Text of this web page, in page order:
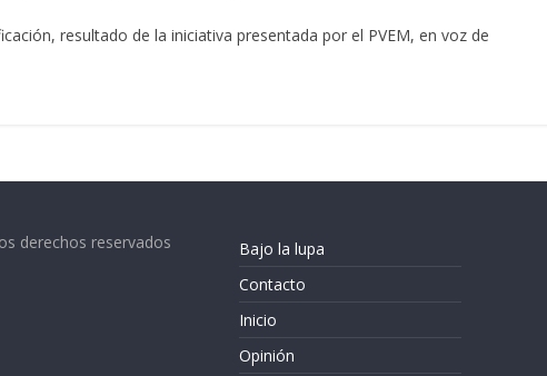
resultado de la iniciativa presentada por el PVEM, en voz de
derechos reservados
Bajo la lupa
Contacto
Inicio
Opinión